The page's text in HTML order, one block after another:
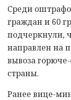
Среди
граждан и 60
подчеркнули,
направлен на
вывоза
страны.
Ранее вице-